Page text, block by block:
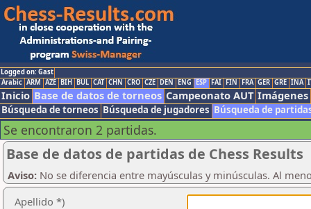
Logged on: Gast
Arabic ARM AZE BIH BUL CAT CHN CRO CZE DEN ENG ESP FAI FIN FRA GER GRE INA
Inicio Base de datos de torneos Campeonato AUT Imágenes
Búsqueda de torneos Búsqueda de jugadores Búsqueda de
Se encontraron 2 partidas.
Base de datos de partidas de Chess Results
Aviso: No se diferencia entre mayúsculas y minúsculas. Al
Apellido *)